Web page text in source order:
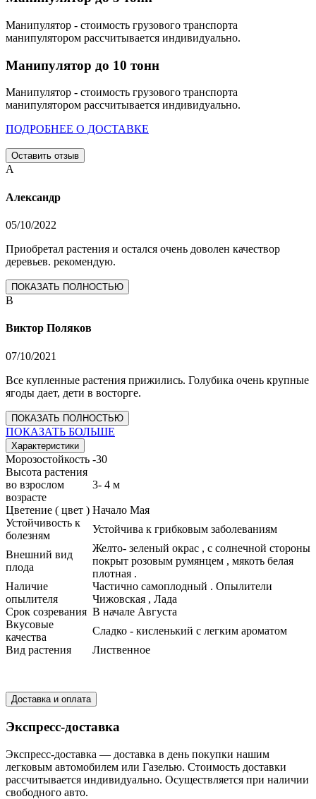
Манипулятор - стоимость грузового транспорта
манипулятором рассчитывается индивидуально.
Манипулятор до 10 тонн
Манипулятор - стоимость грузового транспорта
манипулятором рассчитывается индивидуально.
ПОДРОБНЕЕ О ДОСТАВКЕ
Оставить отзыв
А
Александр
05/10/2022
Приобретал растения и остался очень доволен качествор
деревьев. рекомендую.
ПОКАЗАТЬ ПОЛНОСТЬЮ
В
Виктор Поляков
07/10/2021
Все купленные растения прижились. Голубика очень крупные
ягоды дает, дети в восторге.
ПОКАЗАТЬ ПОЛНОСТЬЮ
ПОКАЗАТЬ БОЛЬШЕ
Характеристики
Морозостойкость -30
Высота растения
во взрослом
возрасте
3- 4 м
Цветение ( цвет ) Начало Мая
Устойчивость к
болезням
Устойчива к грибковым заболеваниям
Внешний вид
плода
Желто- зеленый окрас , с солнечной стороны
покрыт розовым румянцем , мякоть белая
плотная .
Наличие
опылителя
Частично самоплодный . Опылители
Чижовская , Лада
Срок созревания В начале Августа
Вкусовые
качества
Сладко - кисленький с легким ароматом
Вид растения
Лиственное
Доставка и оплата
Экспресс-доставка
Экспресс-доставка — доставка в день покупки нашим
легковым автомобилем или Газелью. Стоимость доставки
рассчитывается индивидуально. Осуществляется при наличии
свободного авто.